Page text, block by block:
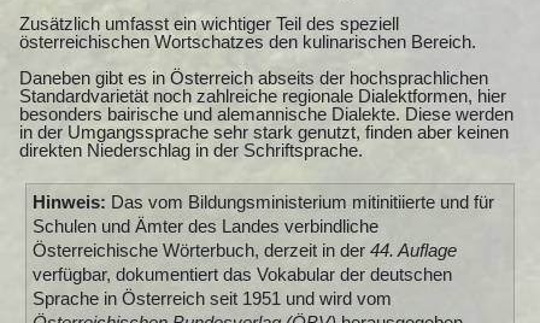
Zusätzlich umfasst ein wichtiger Teil des speziell
österreichischen Wortschatzes den kulinarischen Bereich.
Daneben gibt es in Österreich abseits der hochsprachlichen
Standardvarietät noch zahlreiche regionale Dialektformen, hier
besonders bairische und alemannische Dialekte. Diese werden
in der Umgangssprache sehr stark genutzt, finden aber keinen
direkten Niederschlag in der Schriftsprache.
Hinweis: Das vom Bildungsministerium mitinitiierte und für
Schulen und Ämter des Landes verbindliche
Österreichische Wörterbuch, derzeit in der 44. Auflage
verfügbar, dokumentiert das Vokabular der deutschen
Sprache in Österreich seit 1951 und wird vom